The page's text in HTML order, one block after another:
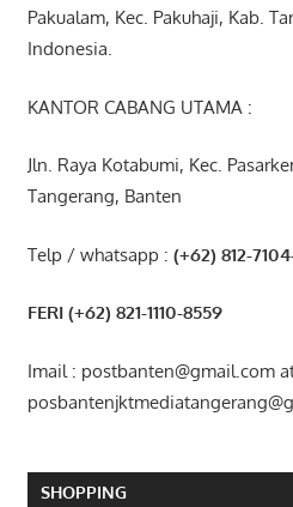
Pakualam, Kec. Pakuhaji, Kab.
Indonesia.
KANTOR CABANG UTAMA :
Jln. Raya Kotabumi, Kec.
Tangerang, Banten
Telp / whatsapp : (+62) 812-
FERI (+62) 821-1110-8559
Imail : postbanten@gmail.com
SHOPPING